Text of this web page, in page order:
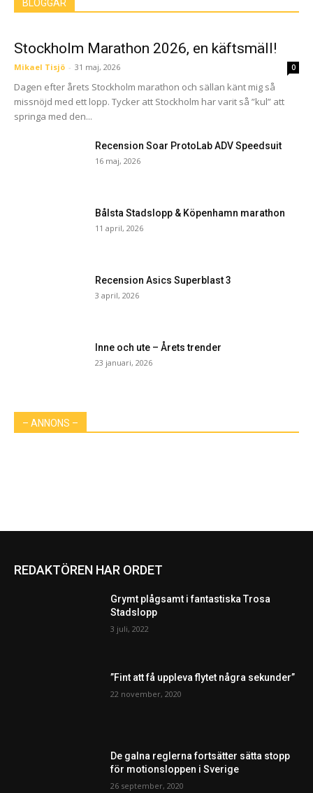
BLOGGAR
Stockholm Marathon 2026, en käftsmäll!
Mikael Tisjö - 31 maj, 2026 0
Dagen efter årets Stockholm marathon och sällan känt mig så
missnöjd med ett lopp. Tycker att Stockholm har varit så ”kul” att
springa med den...
Recension Soar ProtoLab ADV Speedsuit
16 maj, 2026
Bålsta Stadslopp & Köpenhamn marathon
11 april, 2026
Recension Asics Superblast 3
3 april, 2026
Inne och ute – Årets trender
23 januari, 2026
– ANNONS –
REDAKTÖREN HAR ORDET
Grymt plågsamt i fantastiska Trosa
Stadslopp
3 juli, 2022
”Fint att få uppleva flytet några sekunder”
22 november, 2020
De galna reglerna fortsätter sätta stopp
för motionsloppen i Sverige
26 september, 2020